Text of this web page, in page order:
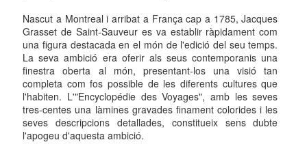
Nascut a Montreal i arribat a França cap a 1785, Jacques
Grasset de Saint-Sauveur es va establir ràpidament com
una figura destacada en el món de l'edició del seu temps.
La seva ambició era oferir als seus contemporanis una
finestra oberta al món, presentant-los una visió tan
completa com fos possible de les diferents cultures que
l'habiten. L'"Encyclopédie des Voyages", amb les seves
tres-centes una làmines gravades finament colorides i les
seves descripcions detallades, constitueix sens dubte
l'apogeu d'aquesta ambició.